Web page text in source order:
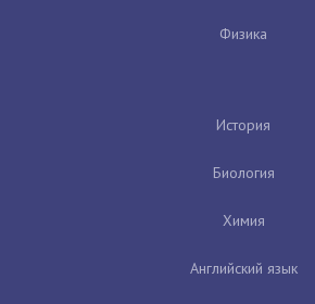
Физика
История
Биология
Химия
Английский язык